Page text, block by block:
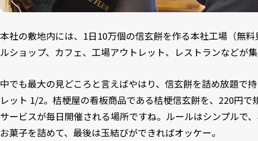
本社の敷地内には、1日10万個の信玄餅を作る本社工場（無
ルショップ、カフェ、工場アウトレット、レストランなどが集
中でも最大の見どころと言えばやはり、信玄餅を詰め放題で
レット 1/2。桔梗屋の看板商品である桔梗信玄餅を、220円で
サービスが毎日開催される場所ですね。ルールはシンプルで
お菓子を詰めて、最後は玉結びができればオッケー。